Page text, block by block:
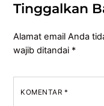
Tinggalkan
Alamat email Anda
wajib ditandai *
KOMENTAR *